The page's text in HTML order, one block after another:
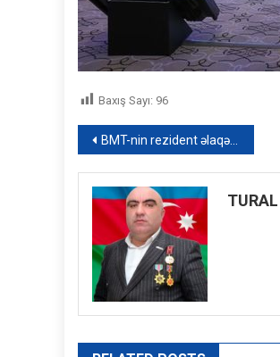
Baxış Sayı: 96
Yazı
naviqasiyası
BMT-nin rezident əlaqələndiricisi: “Heç kim nifrət etmək üçün doğulmur”